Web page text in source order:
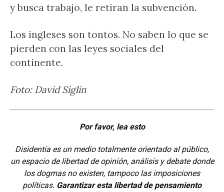
y busca trabajo, le retiran la subvención.
Los ingleses son tontos. No saben lo que se
pierden con las leyes sociales del
continente.
Foto: David Siglin
Por favor, lea esto
Disidentia es un medio totalmente orientado al público,
un espacio de libertad de opinión, análisis y debate donde
los dogmas no existen, tampoco las imposiciones
políticas. Garantizar esta libertad de pensamiento